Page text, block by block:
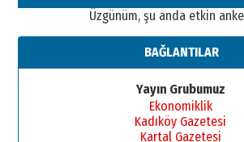
Üzgünüm, şu anda etkin
BAĞLANTILAR
Yayın Grubumuz
Ekonomiklik
Kadıköy Gazetesi
Kartal Gazetesi